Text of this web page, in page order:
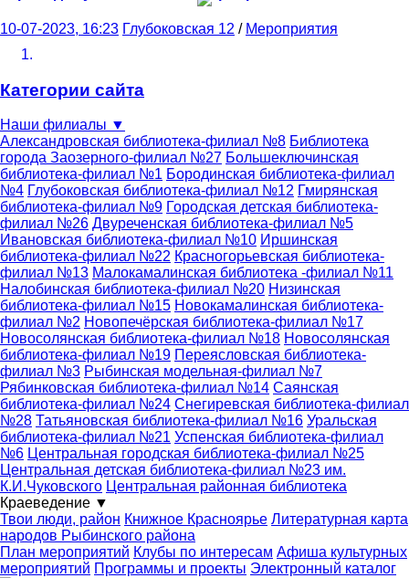
10-07-2023, 16:23 Глубоковская 12 / Мероприятия
Категории сайта
Наши филиалы ▼
Александровская библиотека-филиал №8 Библиотека
города Заозерного-филиал №27 Большеключинская
библиотека-филиал №1 Бородинская библиотека-филиал
№4 Глубоковская библиотека-филиал №12 Гмирянская
библиотека-филиал №9 Городская детская библиотека-
филиал №26 Двуреченская библиотека-филиал №5
Ивановская библиотека-филиал №10 Иршинская
библиотека-филиал №22 Красногорьевская библиотека-
филиал №13 Малокамалинская библиотека -филиал №11
Налобинская библиотека-филиал №20 Низинская
библиотека-филиал №15 Новокамалинская библиотека-
филиал №2 Новопечёрская библиотека-филиал №17
Новосолянская библиотека-филиал №18 Новосолянская
библиотека-филиал №19 Переясловская библиотека-
филиал №3 Рыбинская модельная-филиал №7
Рябинковская библиотека-филиал №14 Саянская
библиотека-филиал №24 Снегиревская библиотека-филиал
№28 Татьяновская библиотека-филиал №16 Уральская
библиотека-филиал №21 Успенская библиотека-филиал
№6 Центральная городская библиотека-филиал №25
Центральная детская библиотека-филиал №23 им.
К.И.Чуковского Центральная районная библиотека
Краеведение ▼
Твои люди, район Книжное Красноярье Литературная карта
народов Рыбинского района
План мероприятий Клубы по интересам Афиша культурных
мероприятий Программы и проекты Электронный каталог